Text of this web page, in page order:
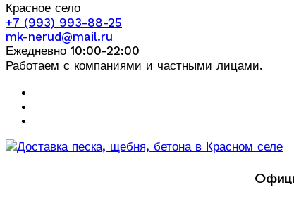
Красное село
+7 (993) 993-88-25
mk-nerud@mail.ru
Ежедневно 10:00-22:00
Работаем с компаниями и частными лицами.